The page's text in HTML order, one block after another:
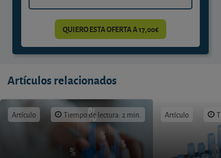
QUIERO ESTA OFERTA A 17,00€
Artículos relacionados
Artículo Tiempo de lectura: 2 min. Artículo